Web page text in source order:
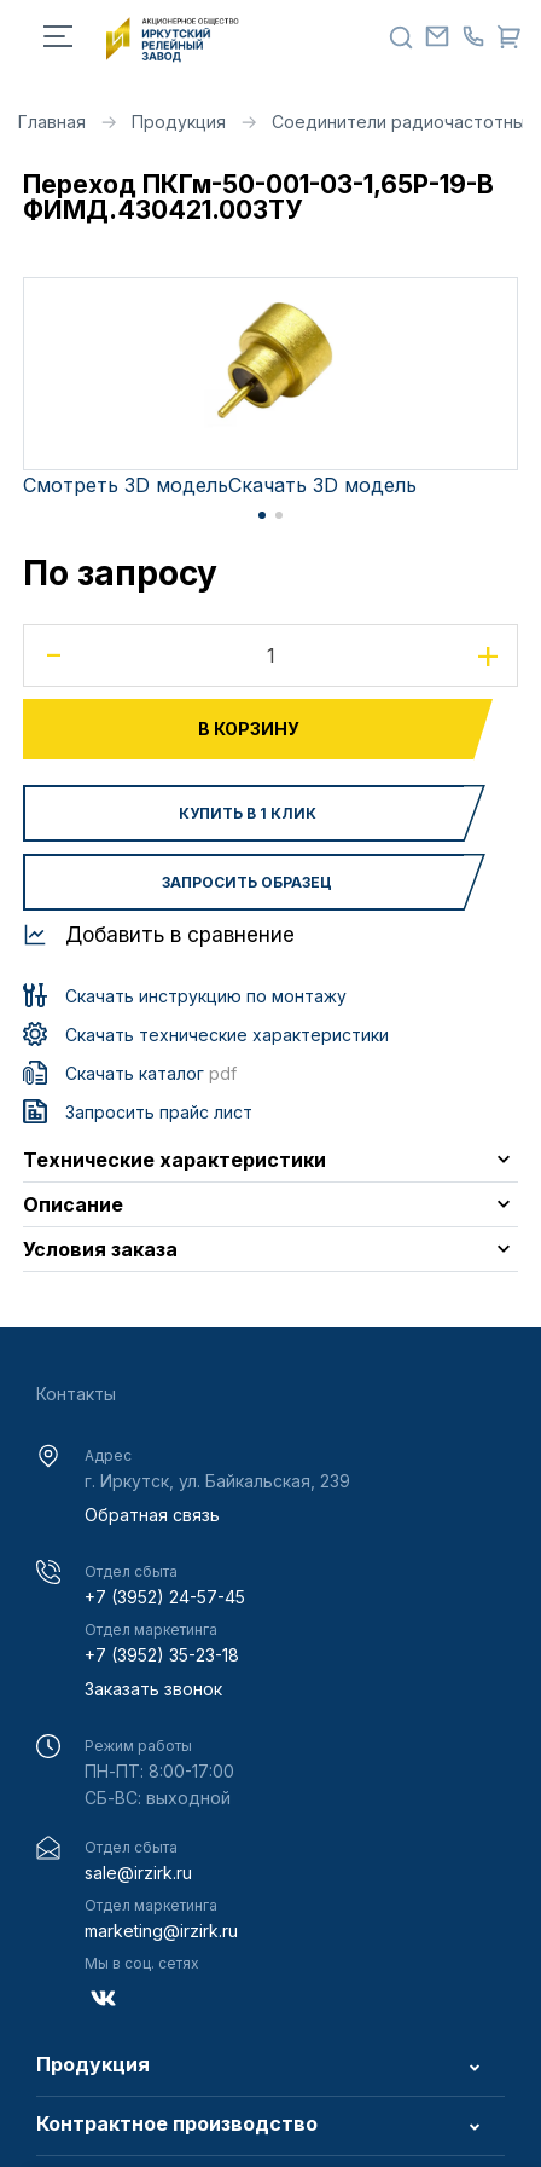
Главная Продукция Соединители радиочастотные
Переход ПКГм-50-001-03-1,65Р-19-В
ФИМД.430421.003ТУ
Смотреть 3D модельСкачать 3D модель
По запросу
- +
В КОРЗИНУ
КУПИТЬ В 1 КЛИК
ЗАПРОСИТЬ ОБРАЗЕЦ
Добавить в сравнение
Скачать инструкцию по монтажу
Скачать технические характеристики
Скачать каталогpdf
Запросить прайс лист
Технические характеристики
Описание
Условия заказа
Контакты
Адрес
г. Иркутск, ул. Байкальская, 239
Обратная связь
Отдел сбыта
+7 (3952) 24-57-45
Отдел маркетинга
+7 (3952) 35-23-18
Заказать звонок
Режим работы
ПН-ПТ: 8:00-17:00
СБ-ВС: выходной
Отдел сбыта
sale@irzirk.ru
Отдел маркетинга
marketing@irzirk.ru
Мы в соц. сетях
Продукция
Контрактное производство